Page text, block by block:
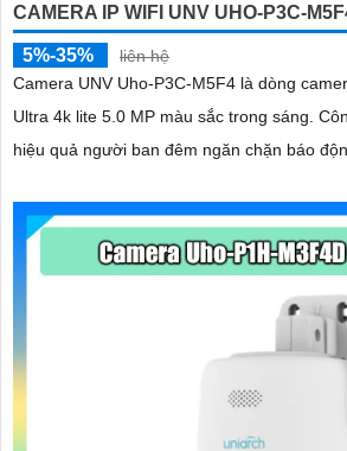
CAMERA IP WIFI UNV UHO-P3C-
5%-35%
liên hệ
Camera UNV Uho-P3C-M5F4 là dòng
Ultra 4k lite 5.0 MP màu sắc trong sáng.
hiệu quả người ban đêm ngăn chặn báo